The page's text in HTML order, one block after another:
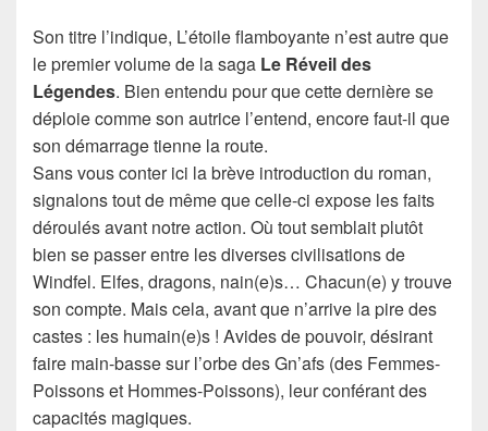
Son titre l’indique, L’étoile flamboyante n’est autre que
le premier volume de la saga Le Réveil des
Légendes. Bien entendu pour que cette dernière se
déploie comme son autrice l’entend, encore faut-il que
son démarrage tienne la route.
Sans vous conter ici la brève introduction du roman,
signalons tout de même que celle-ci expose les faits
déroulés avant notre action. Où tout semblait plutôt
bien se passer entre les diverses civilisations de
Windfel. Elfes, dragons, nain(e)s… Chacun(e) y trouve
son compte. Mais cela, avant que n’arrive la pire des
castes : les humain(e)s ! Avides de pouvoir, désirant
faire main-basse sur l’orbe des Gn’afs (des Femmes-
Poissons et Hommes-Poissons), leur conférant des
capacités magiques.